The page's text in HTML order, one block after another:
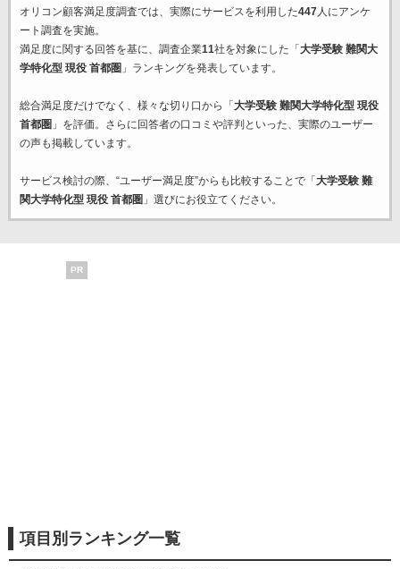
オリコン顧客満足度調査では、実際にサービスを利用した447人にアンケ
ート調査を実施。
満足度に関する回答を基に、調査企業11社を対象にした「 大学受験 難関大
学特化型 現役 首都圏 」ランキングを発表しています。
総合満足度だけでなく、様々な切り口から「 大学受験 難関大学特化型 現役
首都圏 」を評価。さらに回答者の口コミや評判といった、実際のユーザー
の声も掲載しています。
サービス検討の際、“ユーザー満足度”からも比較することで「 大学受験 難
関大学特化型 現役 首都圏 」選びにお役立てください。
PR
項目別ランキング一覧